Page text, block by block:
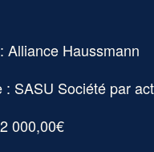
Alliance Haussmann
: SASU Société par
000,00€